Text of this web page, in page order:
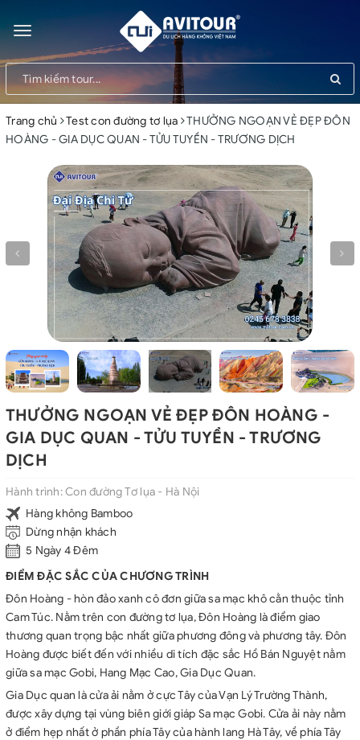
Toggle
navigation
Trang chủ Test con đường tơ lụa
THƯỞNG NGOẠN VẺ ĐẸP ĐÔN
HOÀNG - GIA DỤC QUAN - TỬU TUYỀN - TRƯƠNG DỊCH
THƯỞNG NGOẠN VẺ ĐẸP ĐÔN HOÀNG -
GIA DỤC QUAN - TỬU TUYỀN - TRƯƠNG
DỊCH
Hành trình:Con đường Tơ lụa - Hà Nội
Hàng không Bamboo
Dừng nhận khách
5 Ngày 4 Đêm
ĐIỂM ĐẶC SẮC CỦA CHƯƠNG TRÌNH
Đôn Hoàng - hòn đảo xanh cô đơn giữa sa mạc khô cằn thuộc tỉnh
Cam Túc. Nằm trên con đường tơ lụa, Đôn Hoàng là điểm giao
thương quan trọng bậc nhất giữa phương đông và phương tây. Đôn
Hoàng được biết đến với nhiều di tích đặc sắc Hồ Bán Nguyệt nằm
giữa sa mạc Gobi, Hang Mạc Cao, Gia Dục Quan.
Gia Dục quan là cửa ải nằm ở cực Tây của Vạn Lý Trường Thành,
được xây dựng tại vùng biên giới giáp Sa mạc Gobi. Cửa ải này nằm
ở điểm hẹp nhất ở phần phía Tây của hành lang Hà Tây, về phía Tây